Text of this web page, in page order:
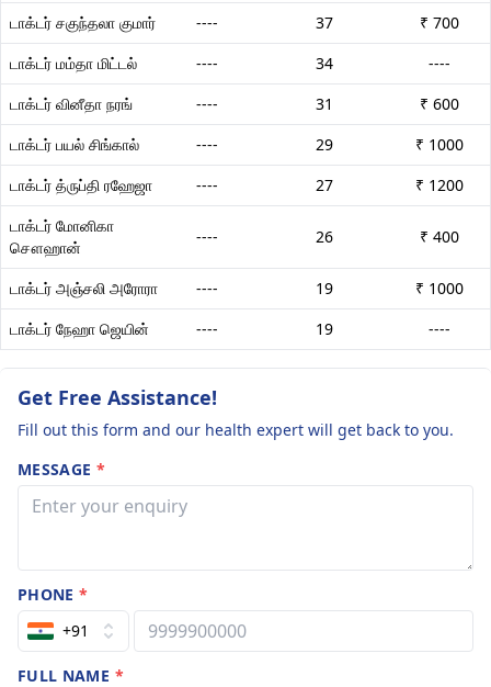
டாக்டர் சகுந்தலா குமார்
---- 37
₹ 700
டாக்டர் மம்தா மிட்டல்
---- 34
----
டாக்டர் வினீதா நரங்
---- 31
₹ 600
டாக்டர் பயல் சிங்கால்
---- 29
₹ 1000
டாக்டர் த்ருப்தி ரஹேஜா
---- 27
₹ 1200
டாக்டர் மோனிகா
சௌஹான்
---- 26 ₹ 400
டாக்டர் அஞ்சலி அரோரா ---- 19
₹ 1000
டாக்டர் நேஹா ஜெயின்
---- 19 ----
Get Free Assistance!
Fill out this form and our health expert will get back to you.
MESSAGE *
PHONE*
+91
FULL NAME *